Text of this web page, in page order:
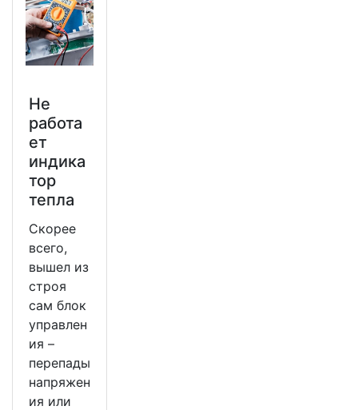
Не
работа
ет
индика
тор
тепла
Скорее
всего,
вышел из
строя
сам блок
управлен
ия –
перепады
напряжен
ия или